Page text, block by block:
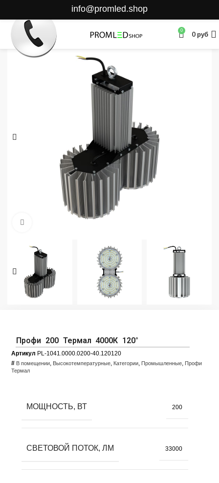
info@promled.shop
0 0руб
Профи 200 Термал 4000К 120°
Артикул PL-1041.0000.0200-40.120120
# В помещении, Высокотемпературные, Категории, Промышленные, Профи
Термал
МОЩНОСТЬ, ВТ 200
СВЕТОВОЙ ПОТОК, ЛМ 33000